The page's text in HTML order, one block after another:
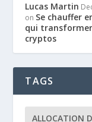
Lucas Martin
on Se chauffer
qui
cryptos
TAGS
ALLOCATION